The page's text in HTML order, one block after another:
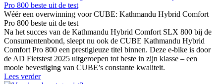
Wéér een overwinning voor CUBE: Kathmandu Hybrid Comfort
Pro 800 beste uit de test
Na het succes van de Kathmandu Hybrid Comfort SLX 800 bij de
Consumentenbond, sleept nu ook de CUBE Kathmandu Hybrid
Comfort Pro 800 een prestigieuze titel binnen. Deze e-bike is door
de AD Fietstest 2025 uitgeroepen tot beste in zijn klasse – een
mooie bevestiging van CUBE’s constante kwaliteit.
Lees verder